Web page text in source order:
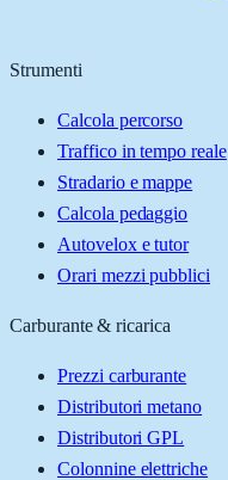
Strumenti
Calcola percorso
Traffico in tempo reale
Stradario e mappe
Calcola pedaggio
Autovelox e tutor
Orari mezzi pubblici
Carburante & ricarica
Prezzi carburante
Distributori metano
Distributori GPL
Colonnine elettriche